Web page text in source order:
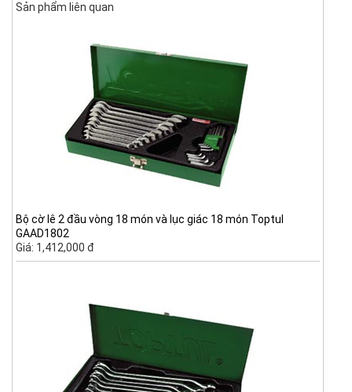
Sản phẩm liên quan
Bộ cờ lê 2 đầu vòng 18 món và lục giác 18 món Toptul
GAAD1802
Giá: 1,412,000 đ